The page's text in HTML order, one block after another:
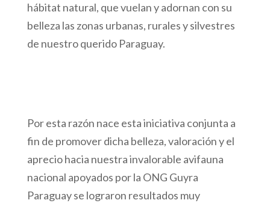
hábitat natural, que vuelan y adornan con su
belleza las zonas urbanas, rurales y silvestres
de nuestro querido Paraguay.
Por esta razón nace esta iniciativa conjunta a
fin de promover dicha belleza, valoración y el
aprecio hacia nuestra invalorable avifauna
nacional apoyados por la ONG Guyra
Paraguay se lograron resultados muy